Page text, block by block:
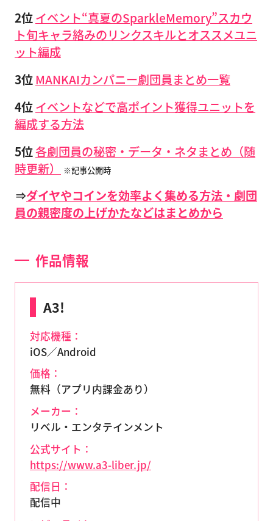
2位イベント“真夏のSparkleMemory”スカウ
ト旬キャラ絡みのリンクスキルとオススメユニ
ット編成
3位MANKAIカンパニー劇団員まとめ一覧
4位イベントなどで高ポイント獲得ユニットを
編成する方法
5位各劇団員の秘密・データ・ネタまとめ（随
時更新）
※記事公開時
⇒ダイヤやコインを効率よく集める方法・劇団
員の親密度の上げかたなどはまとめから
作品情報
A3!
対応機種：
iOS／Android
価格：
無料（アプリ内課金あり）
メーカー：
リベル・エンタテインメント
公式サイト：
https://www.a3-liber.jp/
配信日：
配信中